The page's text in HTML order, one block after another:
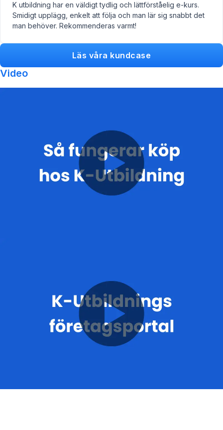
K utbildning har en väldigt tydlig och lättförståelig e-kurs.
Smidigt upplägg, enkelt att följa och man lär sig snabbt det
man behöver. Rekommenderas varmt!
Läs våra kundcase
Video